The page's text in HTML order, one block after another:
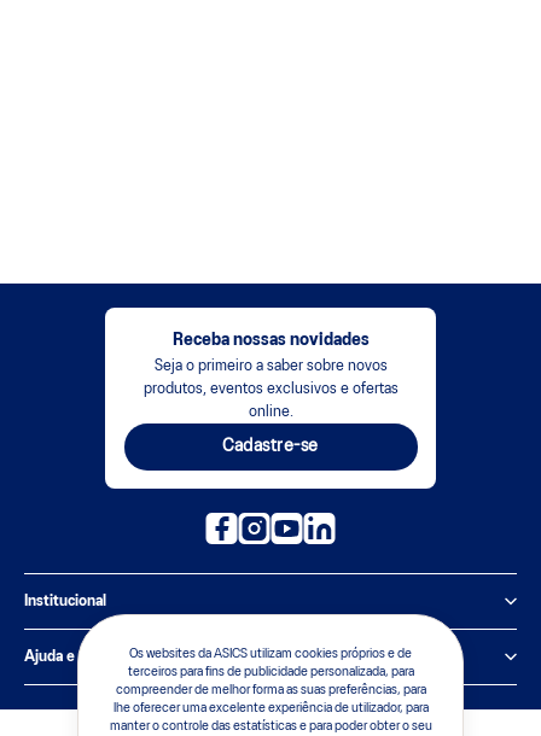
Os websites da ASICS utilizam cookies próprios e de
terceiros para fins de publicidade personalizada, para
compreender de melhor forma as suas preferências, para
lhe oferecer uma excelente experiência de utilizador, para
manter o controle das estatísticas e para poder obter o seu
Receba nossas novidades
Seja o primeiro a saber sobre novos
produtos, eventos exclusivos e ofertas
online.
Cadastre-se
Institucional
Política de Privacidade
Sobre a ASICS
Ajuda e suporte
Central de Relacionamento